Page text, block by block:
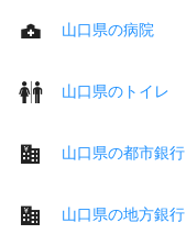
山口県の病院
山口県のトイレ
山口県の都市銀行
山口県の地方銀行